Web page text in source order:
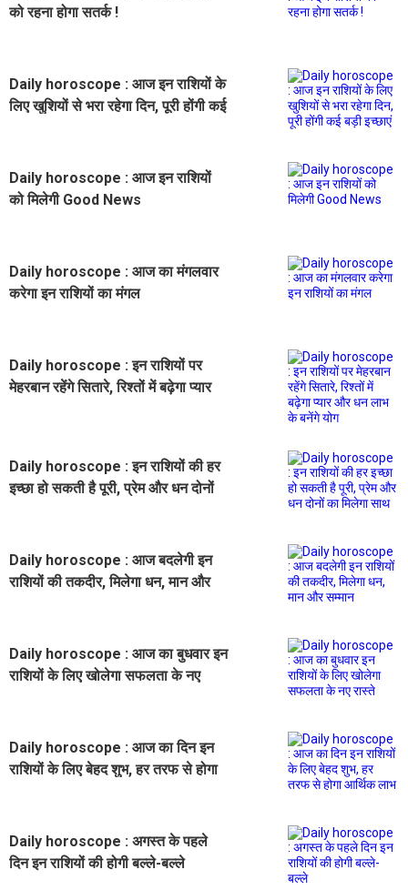
को रहना होगा सतर्क !
Daily horoscope : आज इन राशियों के
लिए खुशियों से भरा रहेगा दिन, पूरी होंगी कई
Daily horoscope : आज इन राशियों
को मिलेगी Good News
Daily horoscope : आज का मंगलवार
करेगा इन राशियों का मंगल
Daily horoscope : इन राशियों पर
मेहरबान रहेंगे सितारे, रिश्तों में बढ़ेगा प्यार
Daily horoscope : इन राशियों की हर
इच्छा हो सकती है पूरी, प्रेम और धन दोनों
Daily horoscope : आज बदलेगी इन
राशियों की तकदीर, मिलेगा धन, मान और
Daily horoscope : आज का बुधवार इन
राशियों के लिए खोलेगा सफलता के नए
Daily horoscope : आज का दिन इन
राशियों के लिए बेहद शुभ, हर तरफ से होगा
Daily horoscope : अगस्त के पहले
दिन इन राशियों की होगी बल्ले-बल्ले